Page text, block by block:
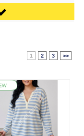
1 2 3 >>